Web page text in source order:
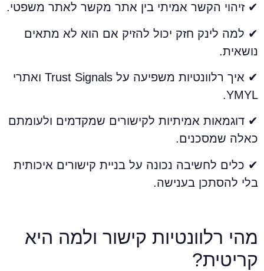
✔ זיהוי הקשר אמיתי בין אתר מקשר לאתר משפטי.
✔ למה לינק חזק יכול להזיק אם הוא לא מתאים
נושאית.
✔ איך רלוונטיות משפיעה על Trust Signals ואתרי
YMYL.
✔ דוגמאות אמיתיות לקישורים שמקדמים ולעומתם
כאלה שמסכנים.
✔ כלים לחשיבה נכונה על בניית קישורים איכותית
בלי להסתכן בענישה.
מהי רלוונטיות קישור ולמה היא
קריטית?